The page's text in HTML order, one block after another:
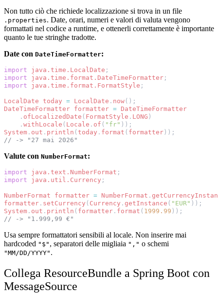
Non tutto ciò che richiede localizzazione si trova in un file
.properties. Date, orari, numeri e valori di valuta vengono
formattati nel codice a runtime, e ottenerli correttamente è importante
quanto le tue stringhe tradotte.
Date con DateTimeFormatter:
import java.time.LocalDate ;
import
java.time.format.DateTimeFormatter ;
import
java.time.format.FormatStyle ;
LocalDate today = LocalDate . now ();
DateTimeFormatter formatter = DateTimeFormatter
. ofLocalizedDate ( FormatStyle . LONG )
. withLocale ( Locale . of ( "fr" ));
System . out . println ( today . format ( formatter ));
// -> "27 mai 2026"
Valute con NumberFormat:
import java.text.NumberFormat ;
import
java.util.Currency ;
NumberFormat formatter = NumberFormat .
formatter . setCurrency ( Currency . getInstance ( "EUR" ));
System . out . println ( formatter . format ( 1999.99 ));
// -> "1.999,99 €"
Usa sempre formattatori sensibili al locale. Non inserire mai
hardcoded "$" , separatori delle migliaia "," o schemi
"MM/DD/YYYY" .
Collega ResourceBundle a Spring Boot con
MessageSource